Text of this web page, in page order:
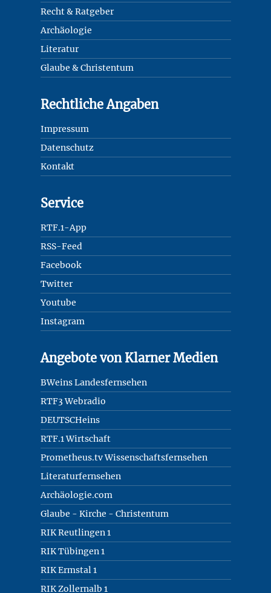
Recht & Ratgeber
Archäologie
Literatur
Glaube & Christentum
Rechtliche Angaben
Impressum
Datenschutz
Kontakt
Service
RTF.1-App
RSS-Feed
Facebook
Twitter
Youtube
Instagram
Angebote von Klarner Medien
BWeins Landesfernsehen
RTF3 Webradio
DEUTSCHeins
RTF.1 Wirtschaft
Prometheus.tv Wissenschaftsfernsehen
Literaturfernsehen
Archäologie.com
Glaube - Kirche - Christentum
RIK Reutlingen 1
RIK Tübingen 1
RIK Ermstal 1
RIK Zollernalb 1